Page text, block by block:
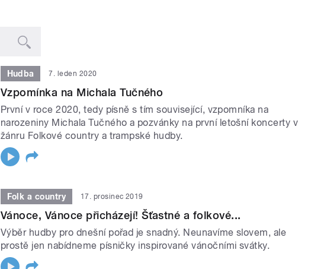
Hudba 7. leden 2020
Vzpomínka na Michala Tučného
První v roce 2020, tedy písně s tím související, vzpomníka na
narozeniny Michala Tučného a pozvánky na první letošní koncerty v
žánru Folkové country a trampské hudby.
Folk a country 17. prosinec 2019
Vánoce, Vánoce přicházejí! Šťastné a folkové...
Výběr hudby pro dnešní pořad je snadný. Neunavíme slovem, ale
prostě jen nabídneme písničky inspirované vánočními svátky.